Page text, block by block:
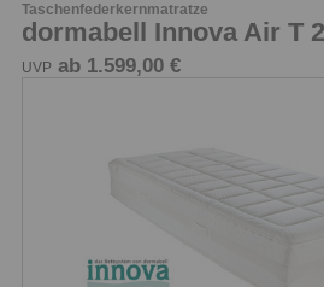
Taschenfederkernmatratze
dormabell Innova Air T
UVP ab 1.599,00 €